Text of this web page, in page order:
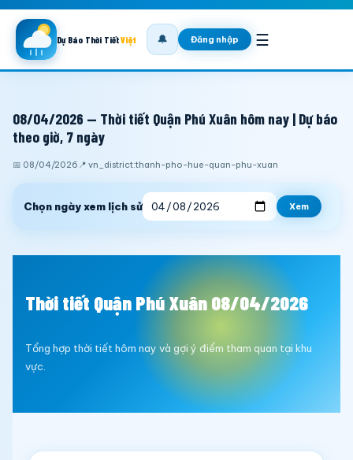
Dự Báo Thời TiếtViệt 🔔 Đăng nhập ☰
08/04/2026 — Thời tiết Quận Phú Xuân hôm nay | Dự báo
theo giờ, 7 ngày
📅 08/04/2026 📍 vn_district:thanh-pho-hue-quan-phu-xuan
Chọn ngày xem lịch sử Xem
Thời tiết Quận Phú Xuân 08/04/2026
Tổng hợp thời tiết hôm nay và gợi ý điểm tham quan tại khu
vực.